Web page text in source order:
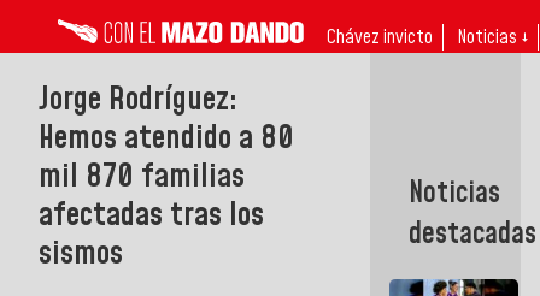
Chávez invicto Noticias ↓
Jorge Rodríguez:
Hemos atendido a 80
mil 870 familias
afectadas tras los
sismos
Noticias
destacadas